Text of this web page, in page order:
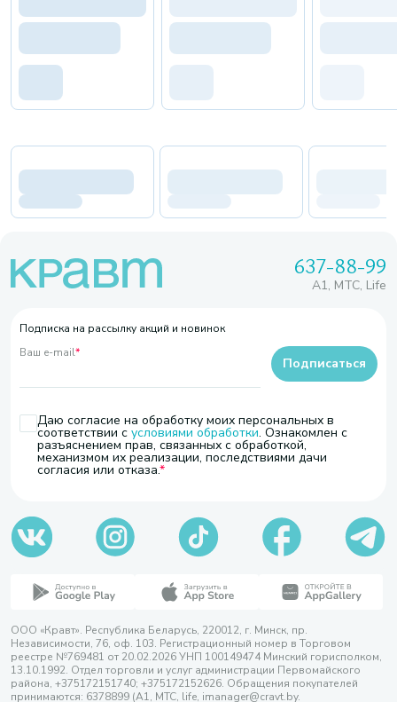
637-88-99
A1, МТС, Life
Подписка на рассылку акций и новинок
Ваш e-mail*
Даю согласие на обработку моих персональных в
соответствии с условиями обработки. Ознакомлен с
разъяснением прав, связанных с обработкой,
механизмом их реализации, последствиями дачи
согласия или отказа.
Подписаться
ООО «Кравт». Республика Беларусь, 220012, г. Минск, пр.
Независимости, 76, оф. 103. Регистрационный номер в Торговом
реестре №769481 от 20.02.2026 УНП 100149474 Минский горисполком,
13.10.1992. Отдел торговли и услуг администрации Первомайского
района, +375172151740; +375172152626. Обращения покупателей
принимаются: 6378899 (А1, МТС, life, imanager@cravt.by.